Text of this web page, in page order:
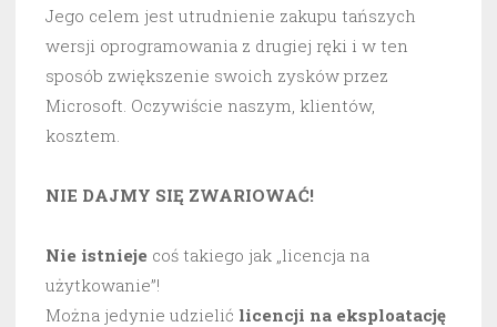
Jego celem jest utrudnienie zakupu tańszych
wersji oprogramowania z drugiej ręki i w ten
sposób zwiększenie swoich zysków przez
Microsoft. Oczywiście naszym, klientów,
kosztem.
NIE DAJMY SIĘ ZWARIOWAĆ!
Nie istnieje coś takiego jak „licencja na
użytkowanie”!
Można jedynie udzielić licencji na eksploatację